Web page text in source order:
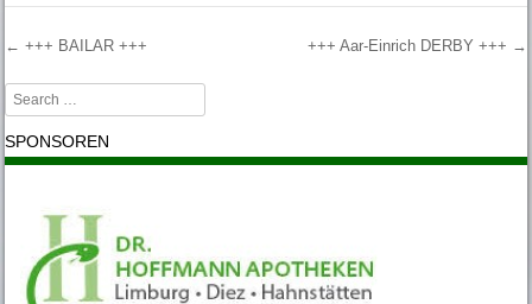
Post navigation
← +++ BAILAR +++ +++ Aar-Einrich DERBY +++ →
Search
SPONSOREN